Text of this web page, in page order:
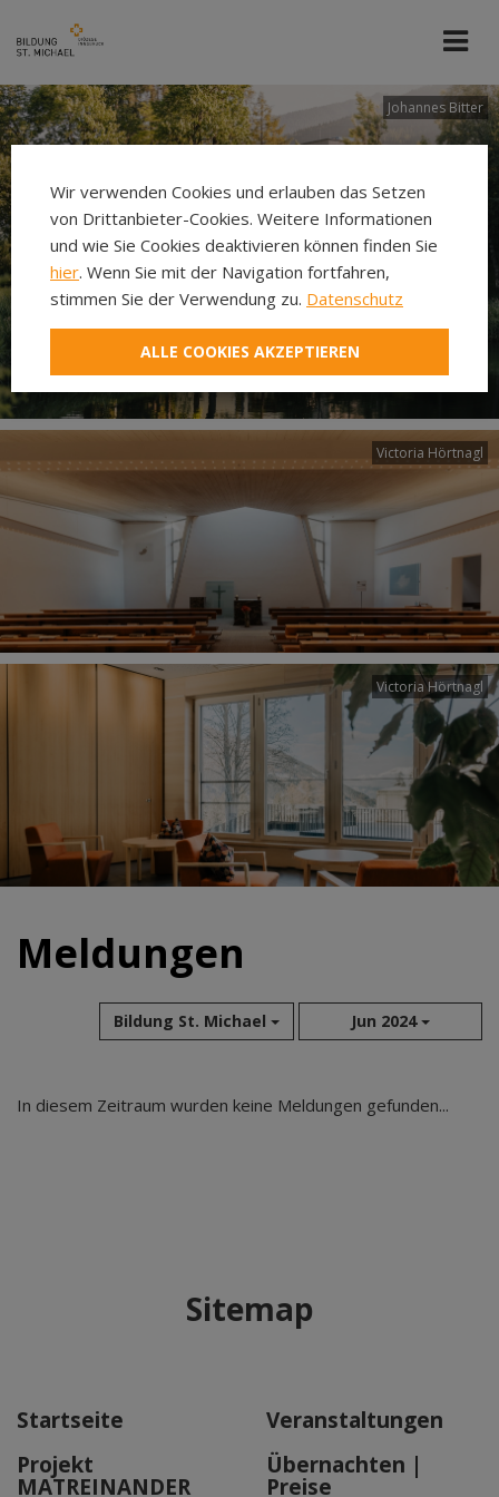
Johannes Bitter
Victoria Hörtnagl
Victoria Hörtnagl
Meldungen
Bildung St. Michael Jun 2024
Aug 2026
Sep 2025
In diesem Zeitraum wurden keine Meldungen gefunden...
Sitemap
Startseite
Veranstaltungen
Projekt
MATREINANDER
Übernachten |
Preise
Wir verwenden Cookies und erlauben das Setzen
von Drittanbieter-Cookies. Weitere Informationen
und wie Sie Cookies deaktivieren können finden Sie
hier. Wenn Sie mit der Navigation fortfahren,
stimmen Sie der Verwendung zu. Datenschutz
ALLE COOKIES AKZEPTIEREN